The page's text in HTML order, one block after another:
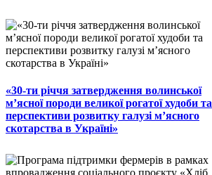
«30-ти річчя затвердження волинської
м’ясної породи великої рогатої худоби та
перспективи розвитку галузі м’ясного
скотарства в Україні»